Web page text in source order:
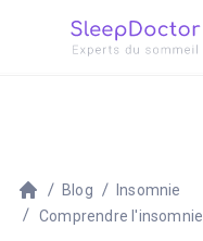
Blog
Insomnie
Comprendre l'insomnie